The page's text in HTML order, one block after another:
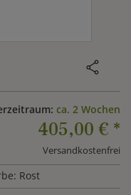
ca. 2 Wochen
405,00 € *
Versandkostenfrei
Rost